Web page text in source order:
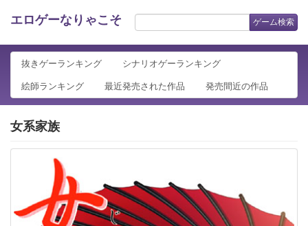
エロゲーなりゃこそ ゲーム検索
抜きゲーランキング シナリオゲーランキング
絵師ランキング 最近発売された作品 発売間近の作品
女系家族